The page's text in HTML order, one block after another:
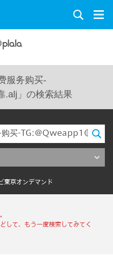
服务购买-
.alj」の検索結果
東京オンデマンド
して、もう一度検索してみてく